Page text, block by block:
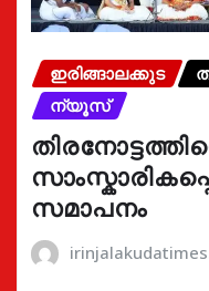
ഇരിങ്ങാലക്കുട
ന്യൂസ്
സമാപനം